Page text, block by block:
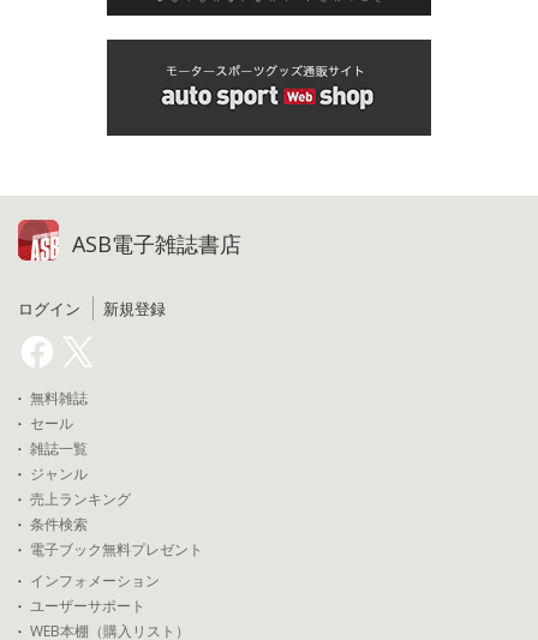
ASB電子雑誌書店
ログイン 新規登録
無料雑誌
セール
雑誌一覧
ジャンル
売上ランキング
条件検索
電子ブック無料プレゼント
インフォメーション
ユーザーサポート
WEB本棚（購入リスト）